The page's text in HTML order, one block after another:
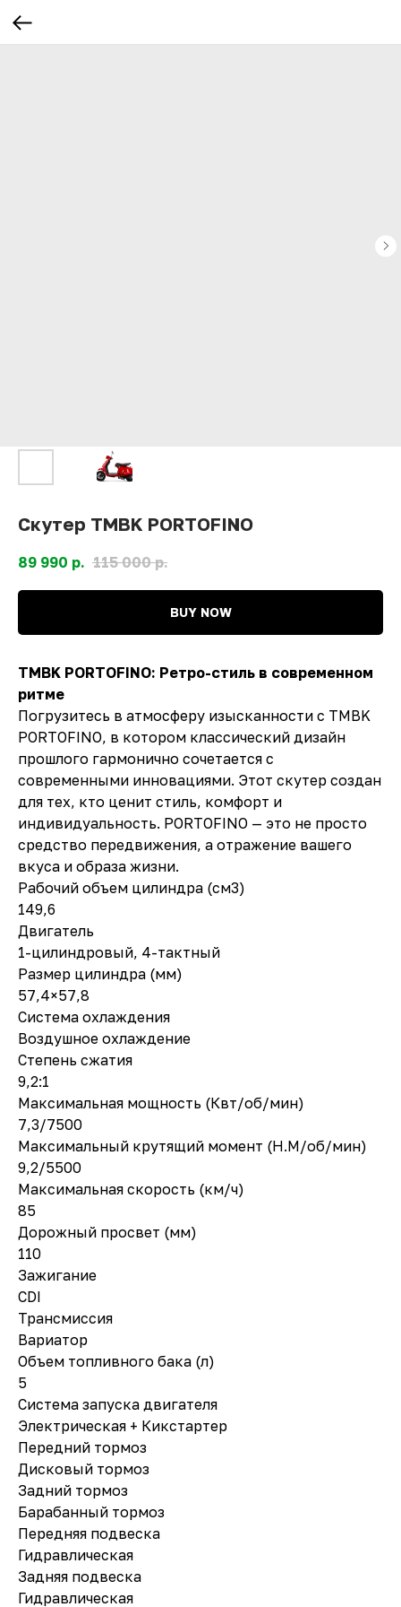
Скутер TMBK PORTOFINO
89 990 р. 115 000 р.
BUY NOW
TMBK PORTOFINO: Ретро-стиль в современном
ритме
Погрузитесь в атмосферу изысканности с TMBK
PORTOFINO, в котором классический дизайн
прошлого гармонично сочетается с
современными инновациями. Этот скутер создан
для тех, кто ценит стиль, комфорт и
индивидуальность. PORTOFINO — это не просто
средство передвижения, а отражение вашего
вкуса и образа жизни.
Рабочий объем цилиндра (см3)
149,6
Двигатель
1-цилиндровый, 4-тактный
Размер цилиндра (мм)
57,4×57,8
Система охлаждения
Воздушное охлаждение
Степень сжатия
9,2:1
Максимальная мощность (Квт/об/мин)
7,3/7500
Максимальный крутящий момент (Н.М/об/мин)
9,2/5500
Максимальная скорость (км/ч)
85
Дорожный просвет (мм)
110
Зажигание
CDI
Трансмиссия
Вариатор
Объем топливного бака (л)
5
Система запуска двигателя
Электрическая + Кикстартер
Передний тормоз
Дисковый тормоз
Задний тормоз
Барабанный тормоз
Передняя подвеска
Гидравлическая
Задняя подвеска
Гидравлическая